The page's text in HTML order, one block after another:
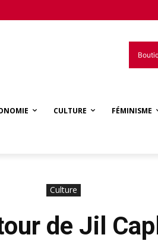
CULTURE FÉMINISME
Culture
de Jil